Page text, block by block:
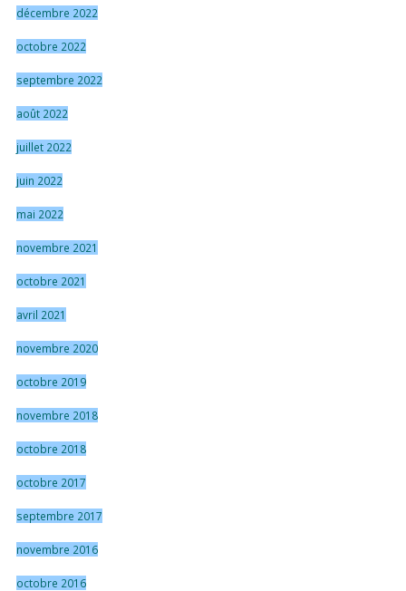
décembre 2022
octobre 2022
septembre 2022
août 2022
juillet 2022
juin 2022
mai 2022
novembre 2021
octobre 2021
avril 2021
novembre 2020
octobre 2019
novembre 2018
octobre 2018
octobre 2017
septembre 2017
novembre 2016
octobre 2016